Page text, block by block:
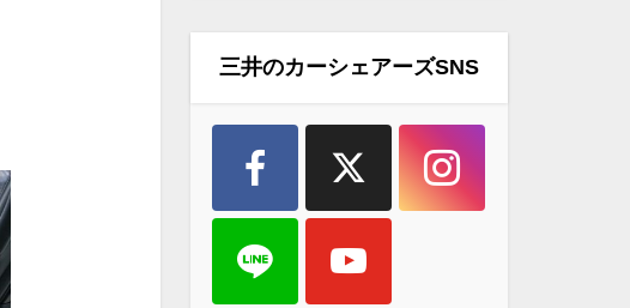
三井のカーシェアーズSNS